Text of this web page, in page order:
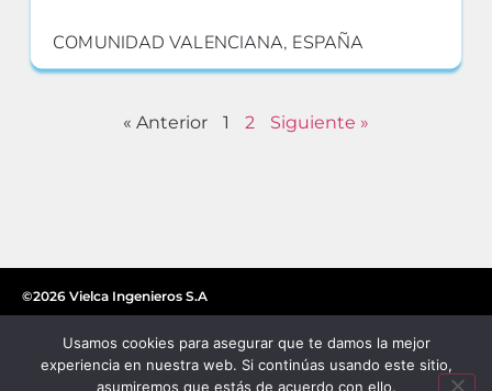
COMUNIDAD VALENCIANA, ESPAÑA
« Anterior 1 2 Siguiente »
©2026 Vielca Ingenieros S.A
Usamos cookies para asegurar que te damos la mejor
experiencia en nuestra web. Si continúas usando este sitio,
asumiremos que estás de acuerdo con ello.